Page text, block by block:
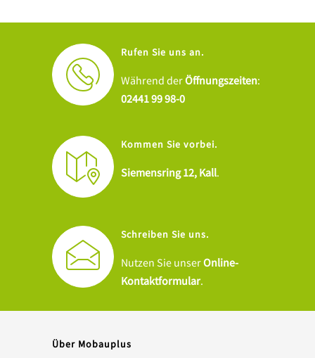
Rufen Sie uns an.
Während derÖffnungszeiten:
02441 99 98-0
Kommen Sie vorbei.
Siemensring 12, Kall.
Schreiben Sie uns.
Nutzen Sie unserOnline-
Kontaktformular.
Über Mobauplus